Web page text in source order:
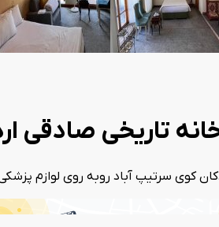
تاریخی صادقی
کوی سرتیپ آباد روبه روی لوازم